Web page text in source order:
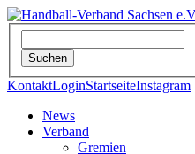
KontaktLoginStartseiteInstagram
News
Verband
Gremien